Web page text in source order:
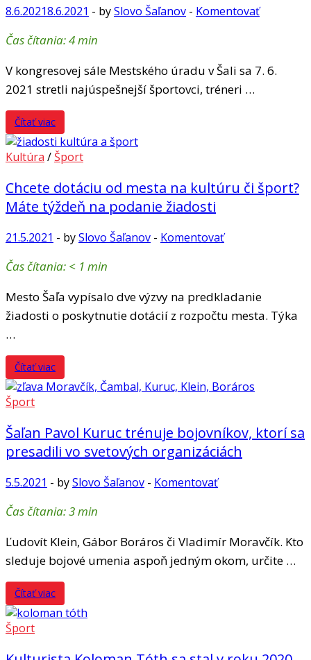
8.6.20218.6.2021 - bySlovo Šaľanov - Komentovať
Čas čítania:4min
V kongresovej sále Mestského úradu v Šali sa 7. 6.
2021 stretli najúspešnejší športovci, tréneri …
Čítať viac
Kultúra /Šport
Chcete dotáciu od mesta na kultúru či šport?
Máte týždeň na podanie žiadosti
21.5.2021 - bySlovo Šaľanov - Komentovať
Čas čítania: < 1 min
Mesto Šaľa vypísalo dve výzvy na predkladanie
žiadosti o poskytnutie dotácií z rozpočtu mesta. Týka
…
Čítať viac
Šport
Šaľan Pavol Kuruc trénuje bojovníkov, ktorí sa
presadili vo svetových organizáciách
5.5.2021 - bySlovo Šaľanov - Komentovať
Čas čítania:3min
Ľudovít Klein, Gábor Boráros či Vladimír Moravčík. Kto
sleduje bojové umenia aspoň jedným okom, určite …
Čítať viac
Šport